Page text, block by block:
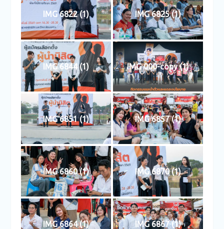
IMG 6822 (1) IMG 6825 (1)
IMG 6844 (1) IMG 000-copy (1)
IMG 6851 (1) IMG 6857 (1)
IMG 6860 (1) IMG 6870 (1)
IMG 6864 (1) IMG 6867 (1)